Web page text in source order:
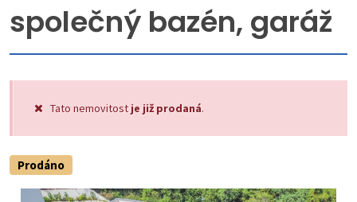
společný bazén, garáž
Tato nemovitost je již prodaná.
Prodáno